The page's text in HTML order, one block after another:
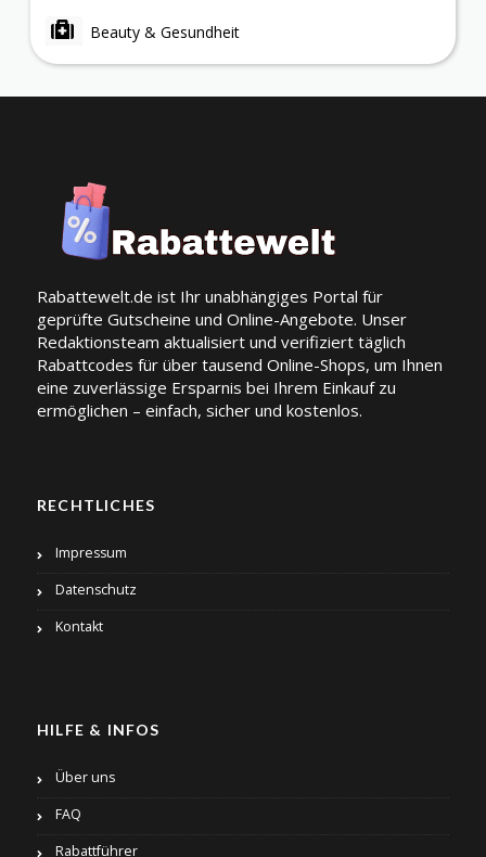
Beauty & Gesundheit
Rabattewelt.de ist Ihr unabhängiges Portal für
geprüfte Gutscheine und Online-Angebote. Unser
Redaktionsteam aktualisiert und verifiziert täglich
Rabattcodes für über tausend Online-Shops, um Ihnen
eine zuverlässige Ersparnis bei Ihrem Einkauf zu
ermöglichen – einfach, sicher und kostenlos.
RECHTLICHES
Impressum
Datenschutz
Kontakt
HILFE & INFOS
Über uns
FAQ
Rabattführer